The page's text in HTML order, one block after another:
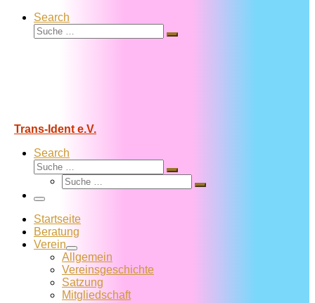
Search
Suche
Suche
Trans-Ident e.V.
Search
Suche
Suche
Suche
Suche
Menü
Startseite
Beratung
Verein
Allgemein
Vereins­geschichte
Satzung
Mitglied­schaft